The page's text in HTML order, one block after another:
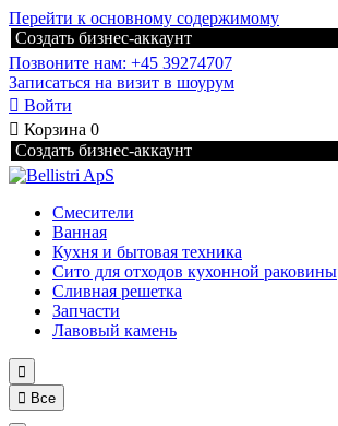
Перейти к основному содержимому
Создать бизнес-аккаунт
Позвоните нам: +45 39274707
Записаться на визит в шоурум
 Войти
 Корзина 0
Создать бизнес-аккаунт
Смесители
Ванная
Кухня и бытовая техника
Сито для отходов кухонной раковины
Сливная решетка
Запчасти
Лавовый камень

 Все